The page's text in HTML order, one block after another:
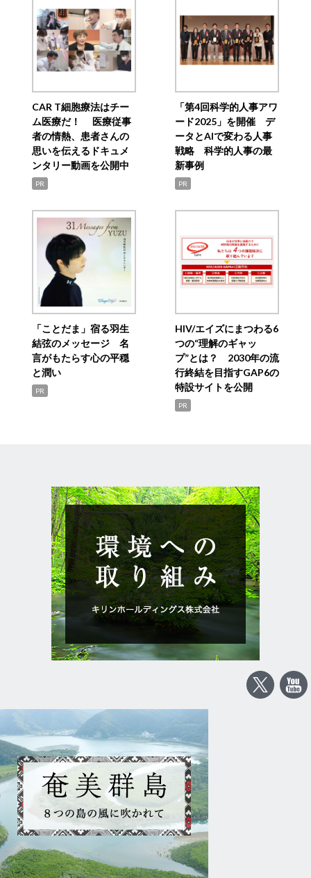
CAR T細胞療法はチー
ム医療だ！ 医療従事
者の情熱、患者さんの
思いを伝えるドキュメ
ンタリー動画を公開中
PR
「第4回科学的人事アワ
ード2025」を開催 デ
ータとAIで変わる人事
戦略 科学的人事の最
新事例
PR
「ことだま」宿る羽生
結弦のメッセージ 名
言がもたらす心の平穏
と潤い
PR
HIV/エイズにまつわる6
つの“理解のギャッ
プ”とは？ 2030年の流
行終結を目指すGAP6の
特設サイトを公開
PR